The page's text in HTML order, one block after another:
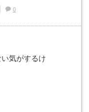
0
気がするけ